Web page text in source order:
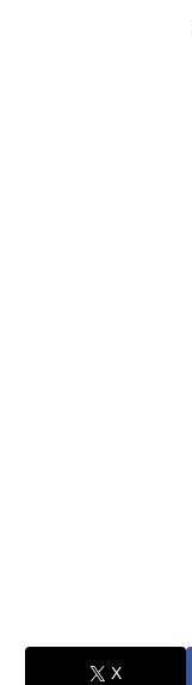
X